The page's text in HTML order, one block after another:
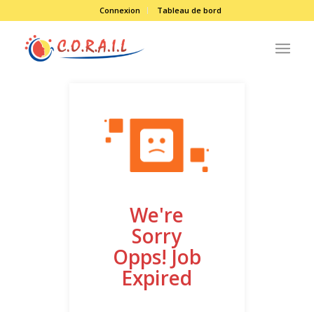
Connexion Tableau de bord
We're
Sorry
Opps! Job
Expired